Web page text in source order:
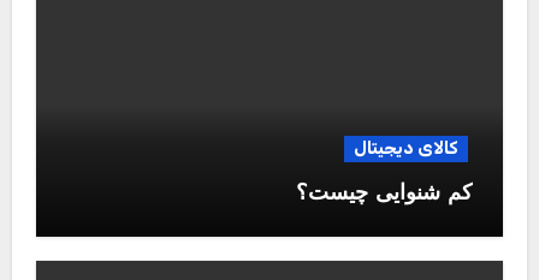
کالای دیجیتال
کم شنوایی چیست؟